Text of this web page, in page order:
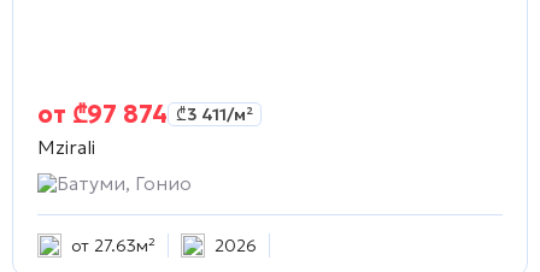
от ₾97 874 ₾3 411/м²
Mzirali
Батуми, Гонио
от 27.63м² 2026